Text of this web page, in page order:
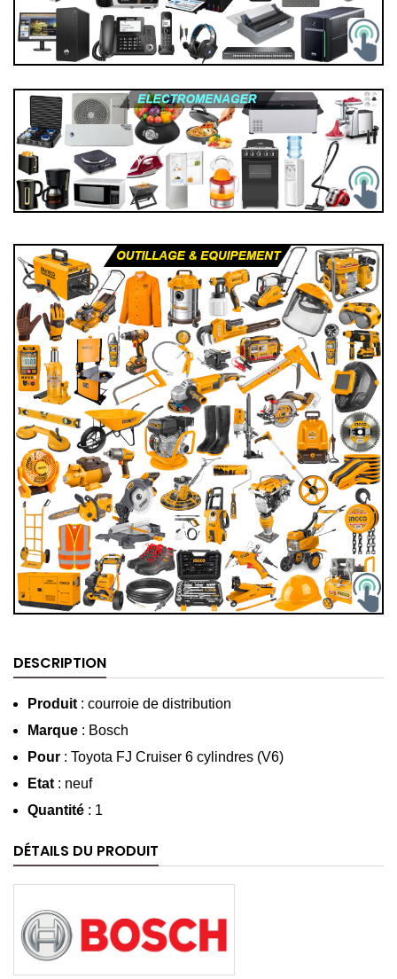
DESCRIPTION
Produit : courroie de distribution
Marque : Bosch
Pour : Toyota FJ Cruiser 6 cylindres (V6)
Etat : neuf
Quantité : 1
DÉTAILS DU PRODUIT